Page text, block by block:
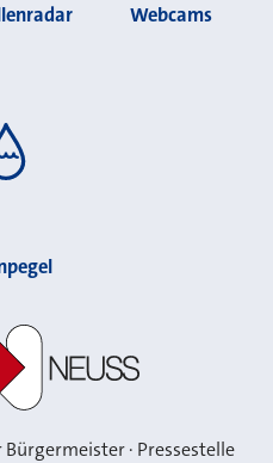
Webcams
Bürgermeister · Pressestelle